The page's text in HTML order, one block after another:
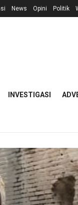
News Opini Politik
INVESTIGASI